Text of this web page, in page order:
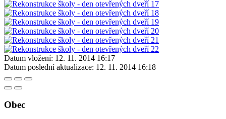
Datum vložení: 12. 11. 2014 16:17
Datum poslední aktualizace: 12. 11. 2014 16:18
Obec